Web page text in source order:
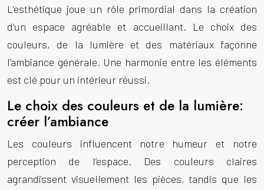
L’esthétique joue un rôle primordial dans la création
d’un espace agréable et accueillant. Le choix des
couleurs, de la lumière et des matériaux façonne
l’ambiance générale. Une harmonie entre les éléments
est clé pour un intérieur réussi.
Le choix des couleurs et de la lumière:
créer l’ambiance
Les couleurs influencent notre humeur et notre
perception de l’espace. Des couleurs claires
agrandissent visuellement les pièces, tandis que les